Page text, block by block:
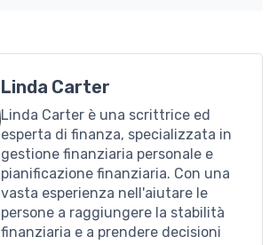
Linda Carter
Linda Carter è una scrittrice ed
esperta di finanza, specializzata in
gestione finanziaria personale e
pianificazione finanziaria. Con una
vasta esperienza nell'aiutare le
persone a raggiungere la stabilità
finanziaria e a prendere decisioni